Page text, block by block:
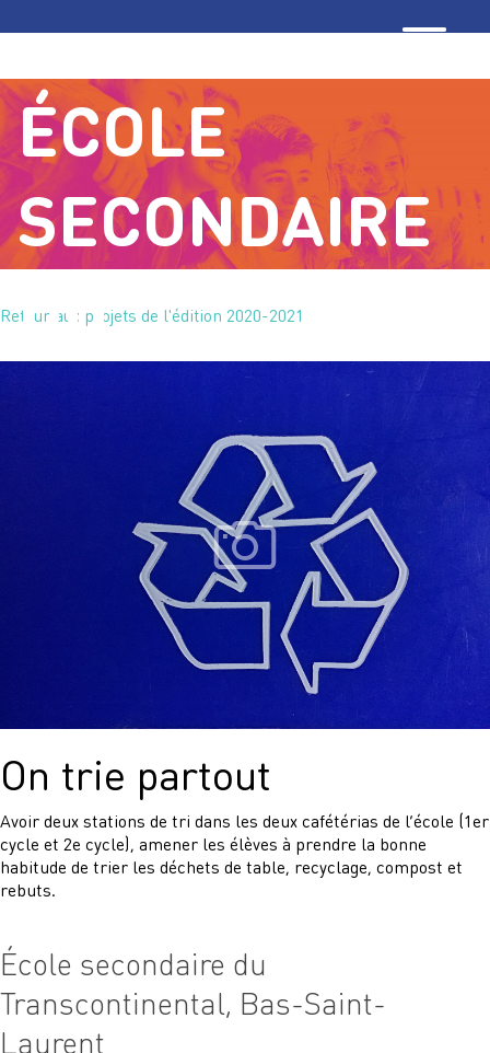
PARTOUT /
ÉCOLE
SECONDAIRE
DU
Retour aux projets de l'édition 2020-2021
On trie partout
Avoir deux stations de tri dans les deux cafétérias de l’école (1er
cycle et 2e cycle), amener les élèves à prendre la bonne
habitude de trier les déchets de table, recyclage, compost et
rebuts.
École secondaire du
Transcontinental, Bas-Saint-
Laurent